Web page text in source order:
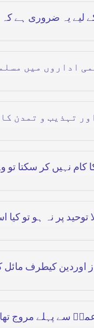
یہ ضروری ہے کہ
اداروں میں
تہذیب و تمدن
نہیں کر سکتا تو
توحید پر نہ ہو تو
اوردین کیطرف مائل
سے پہلے مروج